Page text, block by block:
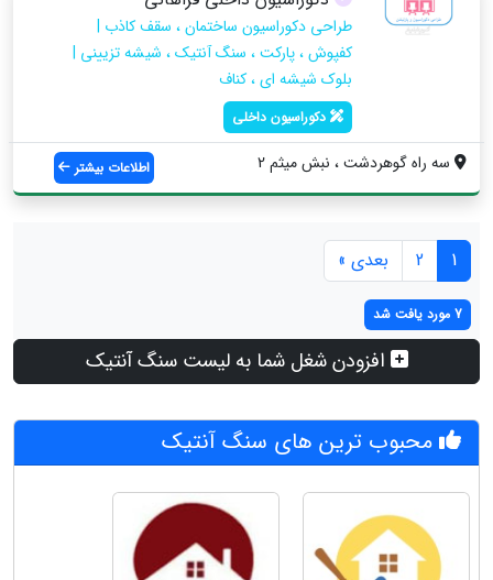
طراحی دکوراسیون ساختمان ، سقف کاذب |
کفپوش ، پارکت ، سنگ آنتیک ، شیشه تزیینی |
بلوک شیشه ای ، کناف
دکوراسیون داخلی
سه راه گوهردشت ، نبش میثم 2 اطلاعات بیشتر
1
2 بعدی »
7 مورد یافت شد
افزودن شغل شما به لیست سنگ آنتیک
محبوب ترین های سنگ آنتیک